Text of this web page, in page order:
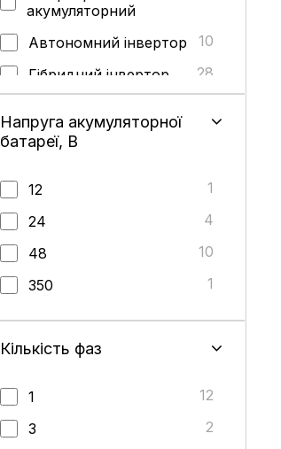
акумуляторний
Автономний інвертор
10
Гібридний інвертор
28
Система накопления
энергии
Напруга акумуляторної
батареї, В
12
1
24
4
48
10
350
1
450
1
Кількість фаз
1
12
3
2